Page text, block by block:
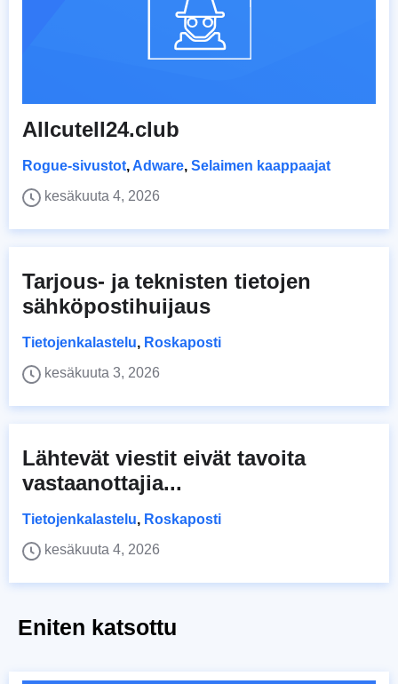
Allcutell24.club
Rogue-sivustot, Adware, Selaimen kaappaajat
kesäkuuta 4, 2026
Tarjous- ja teknisten tietojen
sähköpostihuijaus
Tietojenkalastelu, Roskaposti
kesäkuuta 3, 2026
Lähtevät viestit eivät tavoita
vastaanottajia...
Tietojenkalastelu, Roskaposti
kesäkuuta 4, 2026
Eniten katsottu